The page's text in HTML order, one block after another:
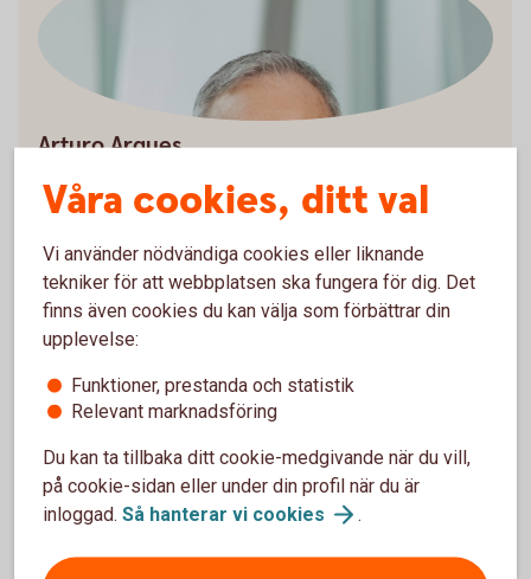
Arturo Arques
Privatekonom
Räkneexempel bolån
Ett lånebelopp på 1 000 000 kronor, till 3,89 %
ränta (3 mån bunden, listränta senast ändrad
återbetalningstid 50 år, effektiv ränta: 3,96 % (ej
Nyckelkund 3,96 %).
Första månadsbetalningen inklusive amortering
Våra cookies, ditt val
Vi använder nödvändiga cookies eller liknande
tekniker för att webbplatsen ska fungera för dig. Det
finns även cookies du kan välja som förbättrar din
upplevelse:
Funktioner, prestanda och statistik
Relevant marknadsföring
Du kan ta tillbaka ditt cookie-medgivande när du vill,
på cookie-sidan eller under din profil när du är
inloggad. Så hanterar vi cookies .